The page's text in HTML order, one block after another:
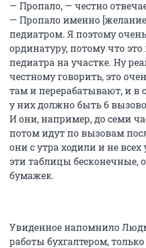
— Пропало, — честно
— Пропало именно
педиатром. Я поэтому
ординатуру, потому что это
педиатра на участке. Ну
честному говорить, это
там и перерабатывают, и в
у них должно быть 6
И они, например, до семи
потом идут по вызовам
они с утра ходили и не
эти таблицы бесконечные,
бумажек.
Увиденное напомнило
работы бухгалтером,